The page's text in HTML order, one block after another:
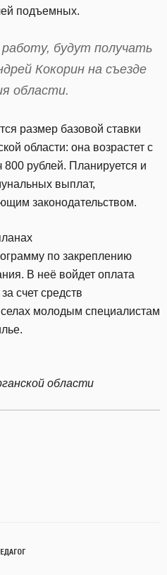
подъемных.
будут получать
Кокорин на съезде
области.
размер базовой ставки
области: она возрастет с
рублей. Планируется и
выплат,
законодательством.
по закреплению
В неё войдет оплата
счет средств
молодым специалистам
области